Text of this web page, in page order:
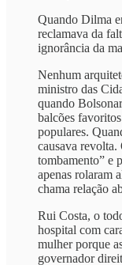
Quando Dilma
reclamava da
ignorância da
Nenhum
ministro das
quando
balcões
populares.
causava revolta.
tombamento” e
apenas rolaram
chama relação
Rui Costa, o
hospital com
mulher porque
governador